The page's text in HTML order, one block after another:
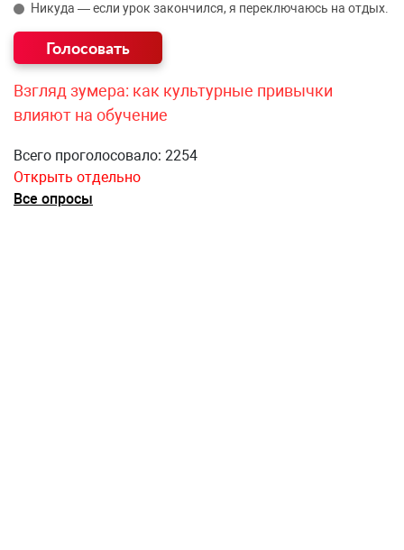
Никуда — если урок закончился, я переключаюсь на отдых.
Взгляд зумера: как культурные привычки
влияют на обучение
Всего проголосовало: 2254
Открыть отдельно
Все опросы